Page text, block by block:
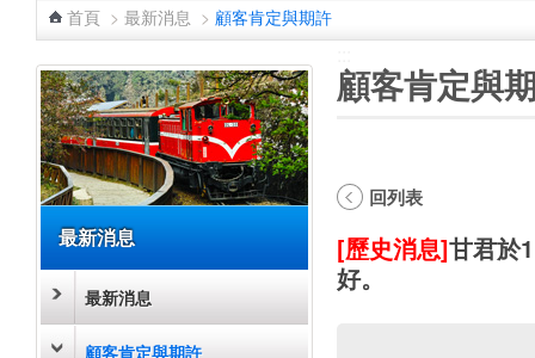
首頁 > 最新消息 > 顧客肯定與期許
最新消息
最新消息
顧客肯定與期許
顧客肯定與
回列表
[歷史消息]甘君於
好。